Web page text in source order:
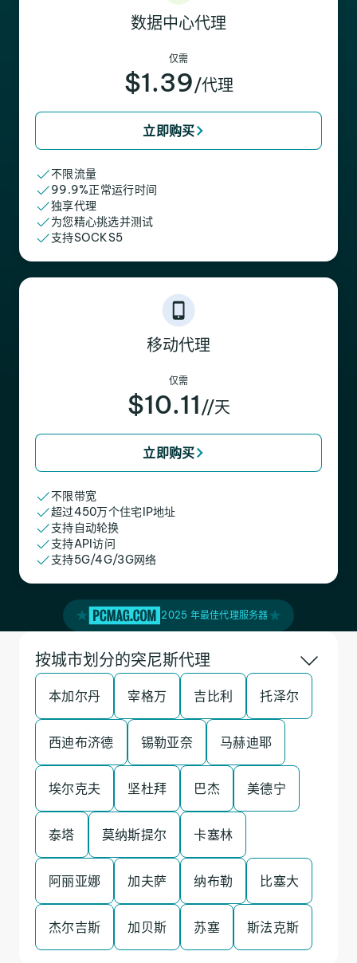
数据中心代理
仅需
$1.39/代理
立即购买
不限流量
99.9%正常运行时间
独享代理
为您精心挑选并测试
支持SOCKS5
移动代理
仅需
$10.11 //天
立即购买
不限带宽
超过450万个住宅IP地址
支持自动轮换
支持API访问
支持5G/4G/3G网络
2025 年最佳代理服务器
按城市划分的突尼斯代理
本加尔丹 宰格万 吉比利 托泽尔
西迪布济德 锡勒亚奈 马赫迪耶
埃尔克夫 坚杜拜 巴杰 美德宁
泰塔 莫纳斯提尔 卡塞林
阿丽亚娜 加夫萨 纳布勒 比塞大
杰尔吉斯 加贝斯 苏塞 斯法克斯